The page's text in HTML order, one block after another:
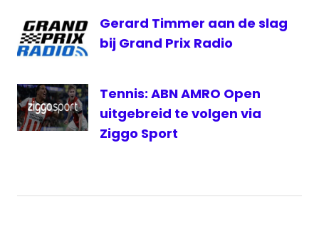
Max
Verstappen
HD
Ziggo
Sport
Gerard Timmer aan de slag
bij Grand Prix Radio
Tennis: ABN AMRO Open
uitgebreid te volgen via
Ziggo Sport